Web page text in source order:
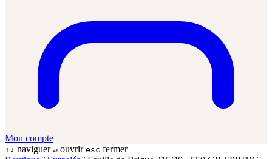
Mon compte
↑↓ naviguer ↵ ouvrir esc fermer